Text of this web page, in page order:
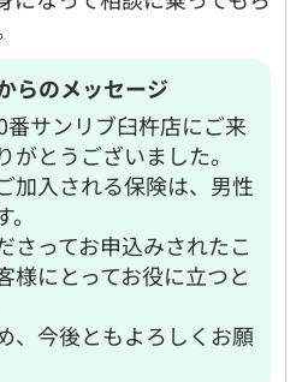
らのメッセージ
サンリブ臼杵店にご来
がとうございました。
加入される保険は、男性
さってお申込みされたこ
様にとってお役に立つと
、今後ともよろしくお願